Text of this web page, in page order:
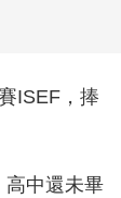
ISEF，捧
高中還未畢